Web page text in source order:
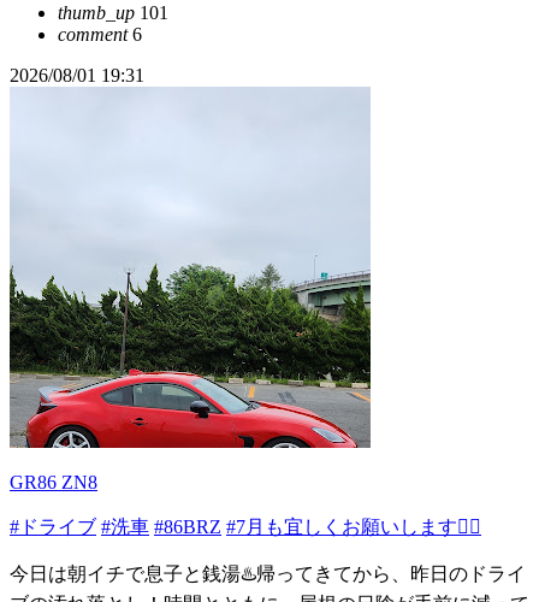
thumb_up 101
comment6
2026/08/01 19:31
GR86 ZN8
#ドライブ #洗車 #86BRZ #7月も宜しくお願いします🙇‍♂️
今日は朝イチで息子と銭湯♨️帰ってきてから、昨日のドライ